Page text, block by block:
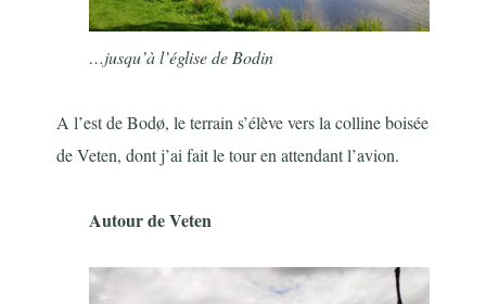
…jusqu’à l’église de Bodin
A l’est de Bodø, le terrain s’élève vers la colline boisée
de Veten, dont j’ai fait le tour en attendant l’avion.
Autour de Veten